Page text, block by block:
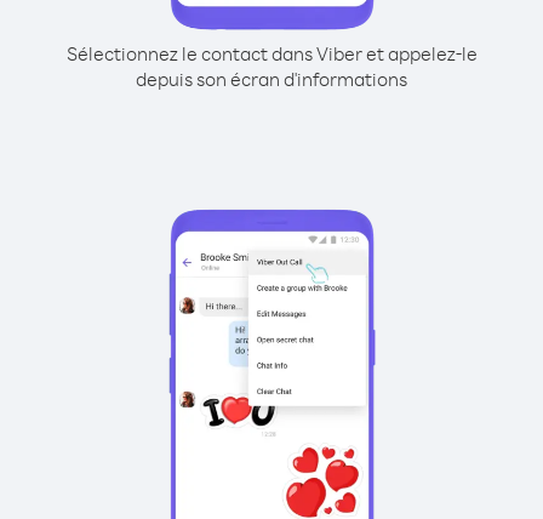
Sélectionnez le contact dans Viber et appelez-le
depuis son écran d'informations